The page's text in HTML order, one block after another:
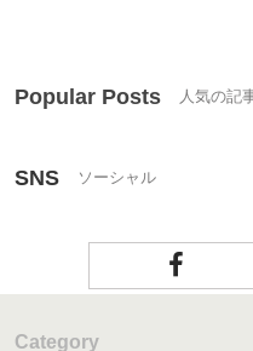
Popular Posts
SNS
Category